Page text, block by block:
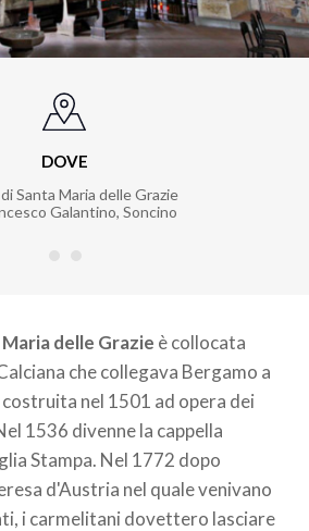
DOVE
Santa Maria delle Grazie
Galantino, Soncino
delle Grazie è collocata
che collegava Bergamo a
nel 1501 ad opera dei
1536 divenne la cappella
Stampa. Nel 1772 dopo
d'Austria nel quale venivano
i carmelitani dovettero lasciare